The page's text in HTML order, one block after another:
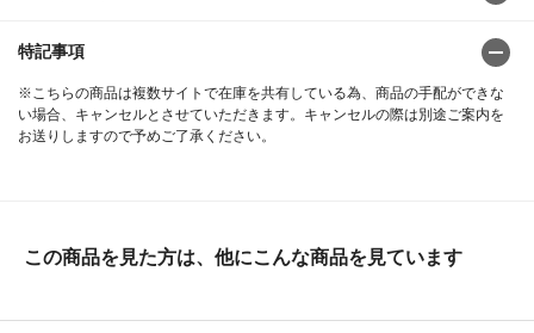
特記事項
※こちらの商品は複数サイトで在庫を共有している為、商品の手配ができな
い場合、キャンセルとさせていただきます。キャンセルの際は別途ご案内を
お送りしますので予めご了承ください。
この商品を見た方は、他にこんな商品を見ています